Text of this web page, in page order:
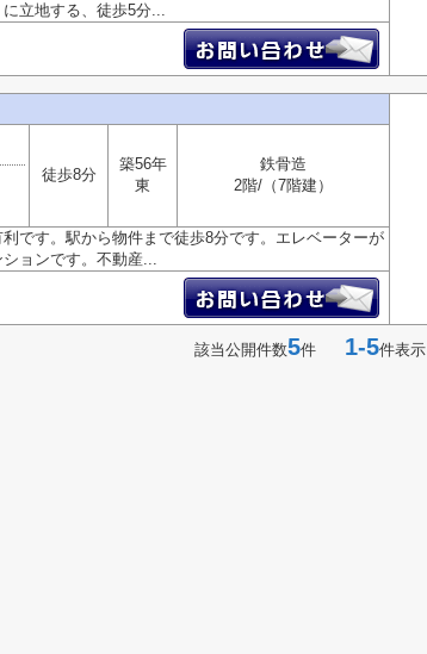
立地する、徒歩5分...
徒歩8分
築56年
東
鉄骨造
2階/（7階建）
です。駅から物件まで徒歩8分です。エレベーターが
ョンです。不動産...
該当公開件数5件 1-5件表示